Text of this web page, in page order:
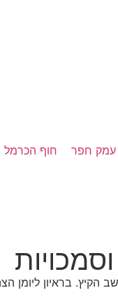
עמק חפר חוף הכרמל
בראיון ליומן